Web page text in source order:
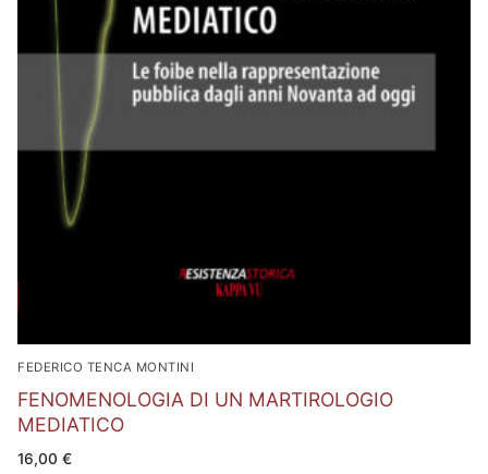
FEDERICO TENCA MONTINI
FENOMENOLOGIA DI UN MARTIROLOGIO
MEDIATICO
16,00 €